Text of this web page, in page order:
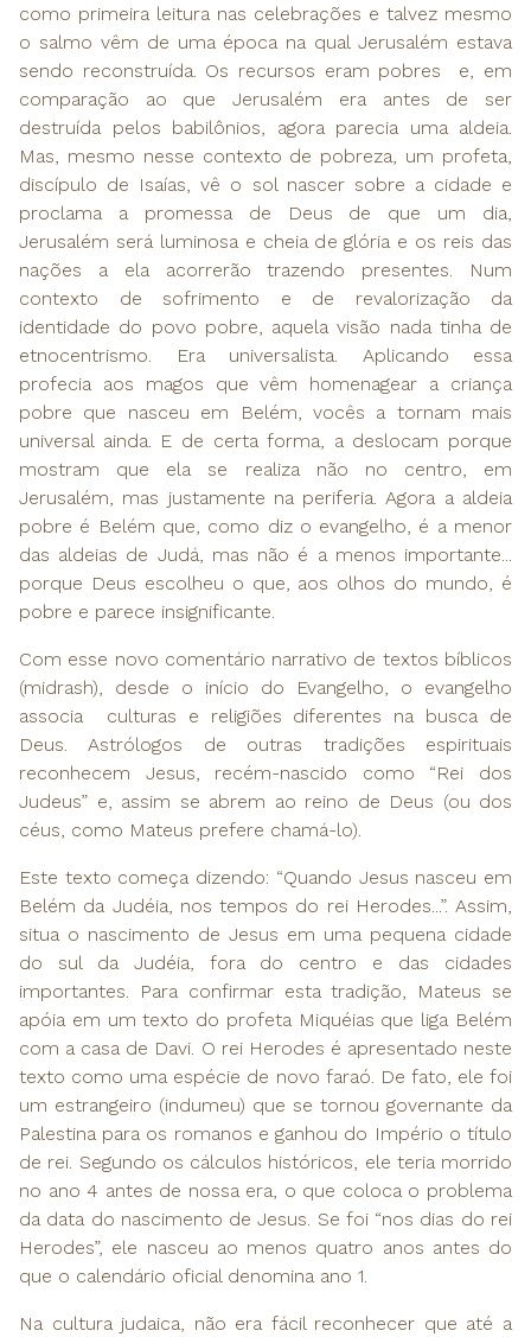
como primeira leitura nas celebrações e talvez mesmo
o salmo vêm de uma época na qual Jerusalém estava
sendo reconstruída. Os recursos eram pobres e, em
comparação ao que Jerusalém era antes de ser
destruída pelos babilônios, agora parecia uma aldeia.
Mas, mesmo nesse contexto de pobreza, um profeta,
discípulo de Isaías, vê o sol nascer sobre a cidade e
proclama a promessa de Deus de que um dia,
Jerusalém será luminosa e cheia de glória e os reis das
nações a ela acorrerão trazendo presentes. Num
contexto de sofrimento e de revalorização da
identidade do povo pobre, aquela visão nada tinha de
etnocentrismo. Era universalista. Aplicando essa
profecia aos magos que vêm homenagear a criança
pobre que nasceu em Belém, vocês a tornam mais
universal ainda. E de certa forma, a deslocam porque
mostram que ela se realiza não no centro, em
Jerusalém, mas justamente na periferia. Agora a aldeia
pobre é Belém que, como diz o evangelho, é a menor
das aldeias de Judá, mas não é a menos importante...
porque Deus escolheu o que, aos olhos do mundo, é
pobre e parece insignificante.
Com esse novo comentário narrativo de textos bíblicos
(midrash), desde o início do Evangelho, o evangelho
associa culturas e religiões diferentes na busca de
Deus. Astrólogos de outras tradições espirituais
reconhecem Jesus, recém-nascido como “Rei dos
Judeus” e, assim se abrem ao reino de Deus (ou dos
céus, como Mateus prefere chamá-lo).
Este texto começa dizendo: “Quando Jesus nasceu em
Belém da Judéia, nos tempos do rei Herodes...”. Assim,
situa o nascimento de Jesus em uma pequena cidade
do sul da Judéia, fora do centro e das cidades
importantes. Para confirmar esta tradição, Mateus se
apóia em um texto do profeta Miquéias que liga Belém
com a casa de Davi. O rei Herodes é apresentado neste
texto como uma espécie de novo faraó. De fato, ele foi
um estrangeiro (indumeu) que se tornou governante da
Palestina para os romanos e ganhou do Império o título
de rei. Segundo os cálculos históricos, ele teria morrido
no ano 4 antes de nossa era, o que coloca o problema
da data do nascimento de Jesus. Se foi “nos dias do rei
Herodes”, ele nasceu ao menos quatro anos antes do
que o calendário oficial denomina ano 1.
Na cultura judaica, não era fácil reconhecer que até a